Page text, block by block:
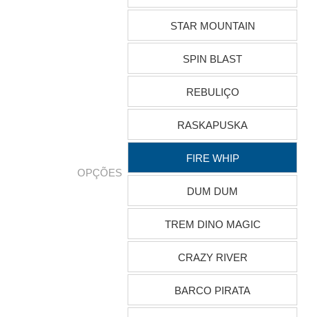
OPÇÕES
STAR MOUNTAIN
SPIN BLAST
REBULIÇO
RASKAPUSKA
FIRE WHIP
DUM DUM
TREM DINO MAGIC
CRAZY RIVER
BARCO PIRATA